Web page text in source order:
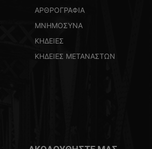
ΑΡΘΡΟΓΡΑΦΙΑ
ΜΝΗΜΟΣΥΝΑ
ΚΗΔΕΙΕΣ
ΚΗΔΕΙΕΣ ΜΕΤΑΝΑΣΤΩΝ